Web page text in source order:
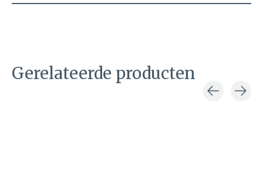
Gerelateerde producten